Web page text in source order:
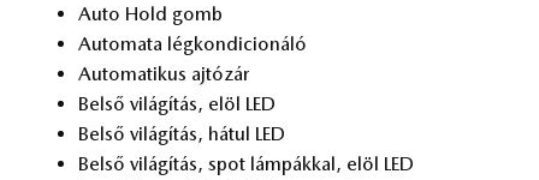
Auto Hold gomb
Au­to­ma­ta lég­kon­di­ci­o­ná­ló
Au­to­ma­ti­kus aj­tó­zár
Bel­ső vi­lá­gí­tás, elöl LED
Bel­ső vi­lá­gí­tás, há­tul LED
Bel­ső vi­lá­gí­tás, spot lám­pák­kal, elöl LED